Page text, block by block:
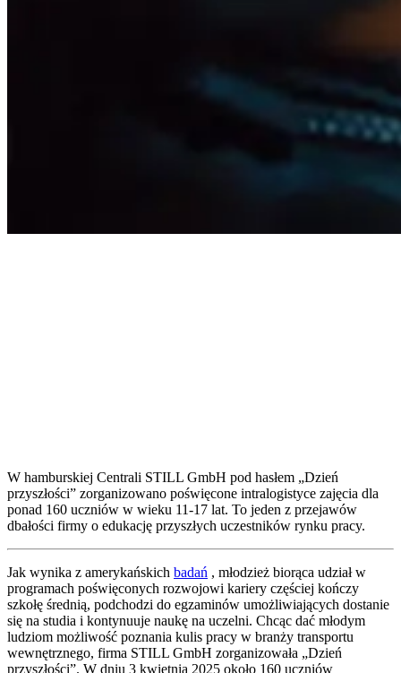
W hamburskiej Centrali STILL GmbH pod hasłem „Dzień
przyszłości” zorganizowano poświęcone intralogistyce zajęcia dla
ponad 160 uczniów w wieku 11-17 lat. To jeden z przejawów
dbałości firmy o edukację przyszłych uczestników rynku pracy.
Jak wynika z amerykańskich badań , młodzież biorąca udział w
programach poświęconych rozwojowi kariery częściej kończy
szkołę średnią, podchodzi do egzaminów umożliwiających dostanie
się na studia i kontynuuje naukę na uczelni. Chcąc dać młodym
ludziom możliwość poznania kulis pracy w branży transportu
wewnętrznego, firma STILL GmbH zorganizowała „Dzień
przyszłości”. W dniu 3 kwietnia 2025 około 160 uczniów